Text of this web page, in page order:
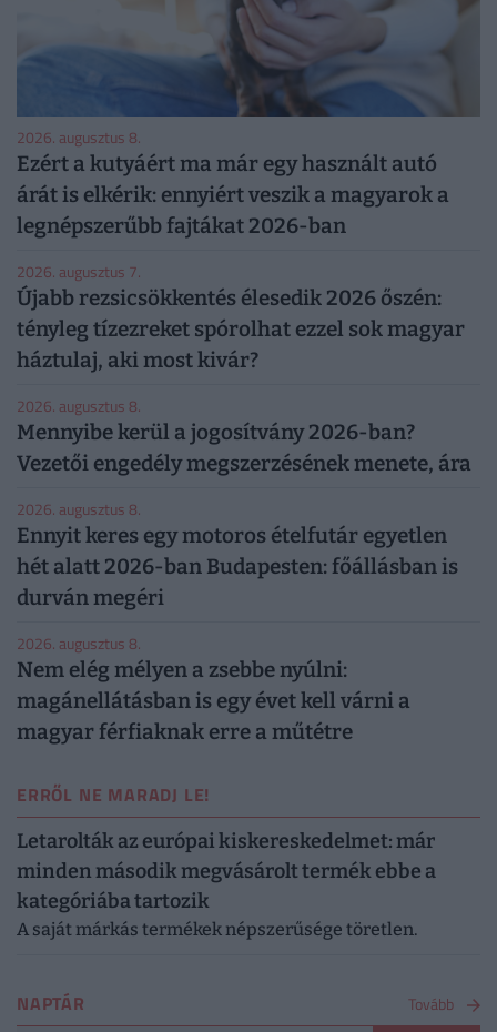
2026. augusztus 8.
Ezért a kutyáért ma már egy használt autó
árát is elkérik: ennyiért veszik a magyarok a
legnépszerűbb fajtákat 2026-ban
2026. augusztus 7.
Újabb rezsicsökkentés élesedik 2026 őszén:
tényleg tízezreket spórolhat ezzel sok magyar
háztulaj, aki most kivár?
2026. augusztus 8.
Mennyibe kerül a jogosítvány 2026-ban?
Vezetői engedély megszerzésének menete, ára
2026. augusztus 8.
Ennyit keres egy motoros ételfutár egyetlen
hét alatt 2026-ban Budapesten: főállásban is
durván megéri
2026. augusztus 8.
Nem elég mélyen a zsebbe nyúlni:
magánellátásban is egy évet kell várni a
magyar férfiaknak erre a műtétre
ERRŐL NE MARADJ LE!
Letarolták az európai kiskereskedelmet: már
minden második megvásárolt termék ebbe a
kategóriába tartozik
A saját márkás termékek népszerűsége töretlen.
NAPTÁR Tovább